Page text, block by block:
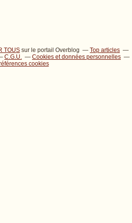
TOUS sur le portail Overblog
Top articles
C.G.U.
Cookies et données personnelles
cookies